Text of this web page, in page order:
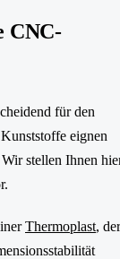
CNC-
für den
eignen
stellen Ihnen
Thermoplast, der